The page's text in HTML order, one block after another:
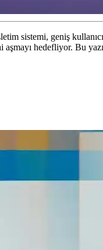
sistemi, geniş
aşmayı hedefliyor. Bu
Etkileri
kontrolünü